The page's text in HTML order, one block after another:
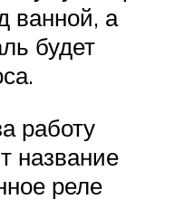
ванной, а
будет
работу
название
реле